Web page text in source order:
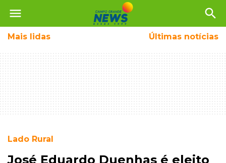
menu search
Mais lidas Últimas notícias
Lado Rural
José Eduardo Duenhas é eleito